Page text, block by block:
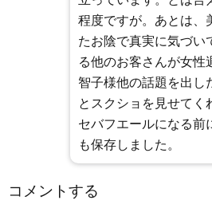
程度ですが。あとは、
たお陰で真実に気づい
る他のお客さんが女性
智子様他の話題を出し
とスクショを見せてく
セバフエールになる前
も保存しました。
コメントする